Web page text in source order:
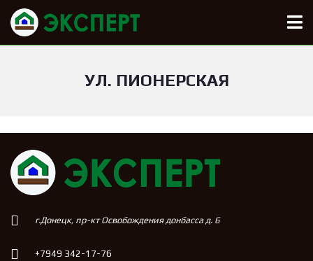
УЛ. ПИОНЕРСКАЯ
г.Донецк, пр-кт Освобождения донбасса д. 6
+7949 342-17-76